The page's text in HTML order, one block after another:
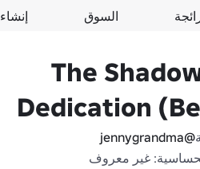
السوق إنشاء
The
Dedication
@jennygrandma
غير معروف